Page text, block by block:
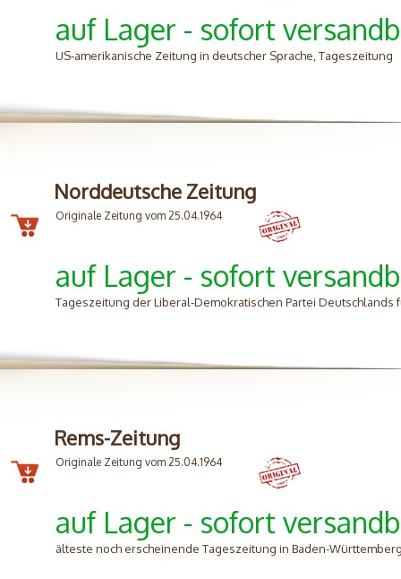
auf Lager - sofort
US-amerikanische Zeitung in deutscher Sprache, Tageszeitung
Norddeutsche Zeitung
Originale Zeitung vom 25.04.1964
auf Lager - sofort
Tageszeitung der Liberal-Demokratischen Partei
Rems-Zeitung
Originale Zeitung vom 25.04.1964
auf Lager - sofort
älteste noch erscheinende Tageszeitung in Baden-